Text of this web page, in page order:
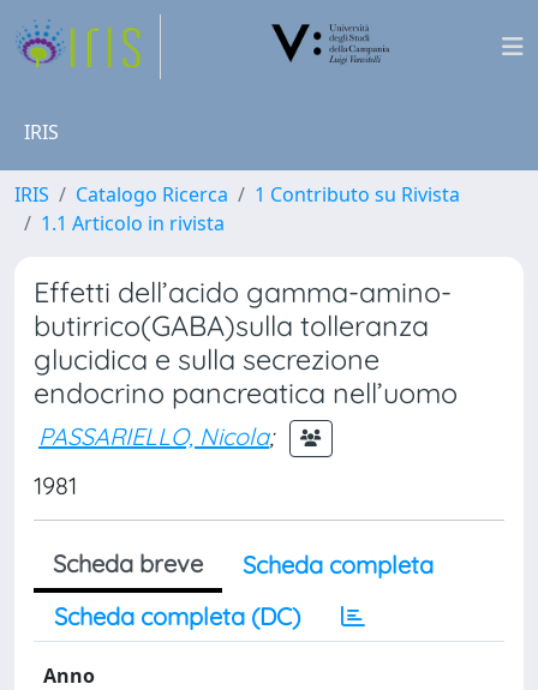
IRIS
IRIS Catalogo Ricerca
1 Contributo su Rivista
1.1 Articolo in rivista
Effetti dell’acido gamma-amino-
butirrico(GABA)sulla tolleranza
glucidica e sulla secrezione
endocrino pancreatica nell’uomo
PASSARIELLO, Nicola;
1981
Scheda breve
Scheda completa
Scheda completa (DC)
Anno